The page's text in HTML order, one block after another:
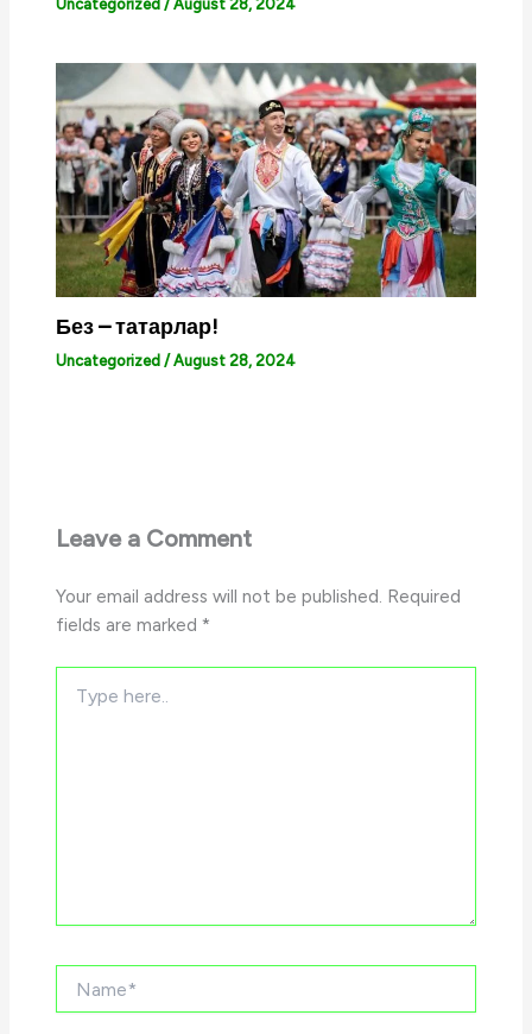
Uncategorized /August 28, 2024
Без – татарлар!
Uncategorized /August 28, 2024
Leave a Comment
Your email address will not be published. Required
fields are marked*
here..